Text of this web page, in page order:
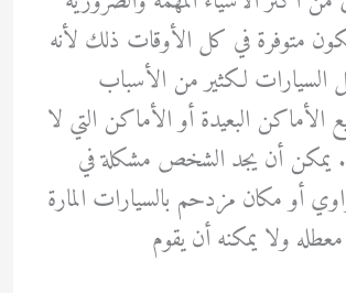
متوفرة في كل الأوقات ذلك لأنه
السيارات لكثير من الأسباب
الأماكن البعيدة أو الأماكن التي لا
يمكن أن يجد الشخص مشكلة في
أو مكان مزدحم بالسيارات المارة
ولا يمكنه أن يقوم